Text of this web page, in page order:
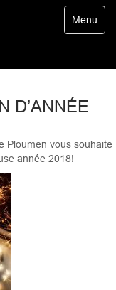
Toggle
Menu
D’ANNÉE
Ploumen vous souhaite
année 2018!